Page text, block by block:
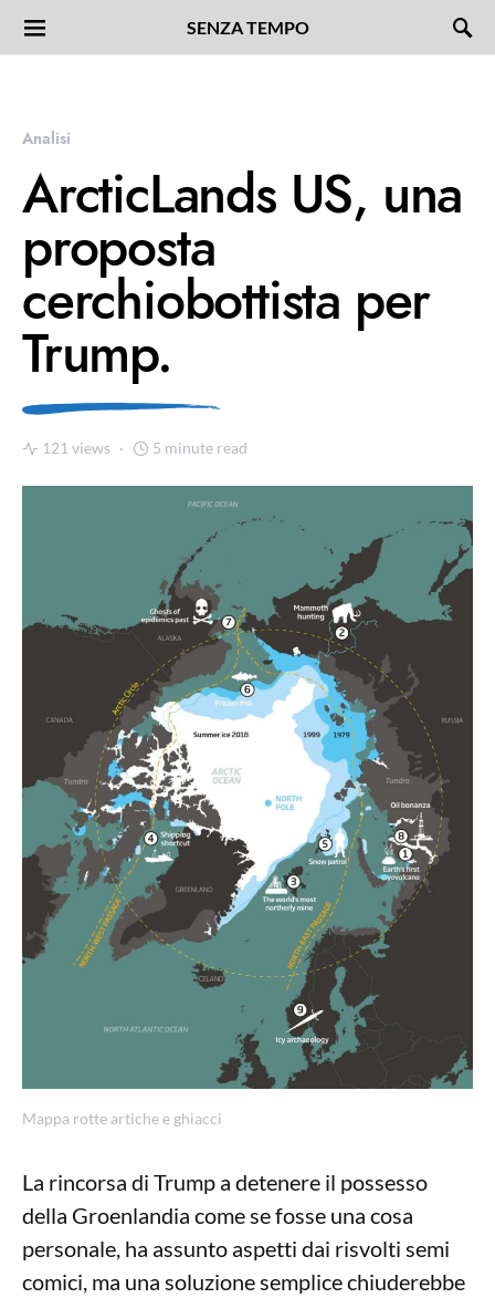
SENZA TEMPO
Analisi
ArcticLands US, una
proposta
cerchiobottista per
Trump.
121 views 5 minute read
Mappa rotte artiche e ghiacci
La rincorsa di Trump a detenere il possesso
della Groenlandia come se fosse una cosa
personale, ha assunto aspetti dai risvolti semi
comici, ma una soluzione semplice chiuderebbe